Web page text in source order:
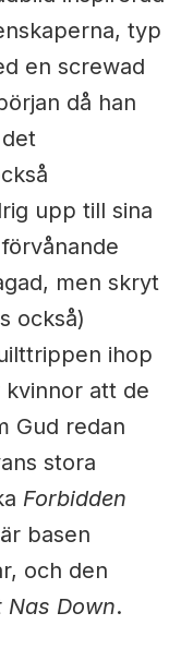
typ
en screwad
då han
upp till sina
men skryt
också)
ihop
kvinnor att de
Gud redan
stora
Forbidden
basen
och den
Nas Down.